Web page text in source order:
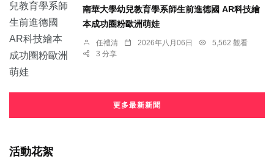
南華大學幼兒教育學系師生前進德國 AR科技繪
本成功圈粉歐洲萌娃
任禮清 2026年八月06日
5,562 觀看
3 分享
更多最新新聞
活動花絮